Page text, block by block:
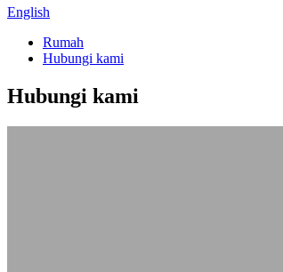
English
Rumah
Hubungi kami
Hubungi kami